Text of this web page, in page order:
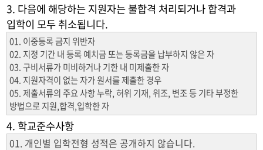
3. 다음에 해당하는 지원자는 불합격 처리되거나 합격과
입학이 모두 취소됩니다.
01. 이중등록 금지 위반자
02. 지정 기간 내 등록 예치금 또는 등록금을 납부하지 않은 자
03. 구비서류가 미비하거나 기한 내 미제출한 자
04. 지원자격이 없는 자가 원서를 제출한 경우
05. 제출서류의 주요 사항 누락, 허위 기재, 위조, 변조 등 기타 부정한
방법으로 지원,합격,입학한 자
4. 학교준수사항
01. 개인별 입학전형 성적은 공개하지 않습니다.